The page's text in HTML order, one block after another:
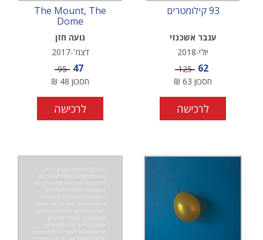
93 קילומטרים
ענבר אשכנזי
יולי-2018
מחיר מבצע
62 מחיר
125
חסכון 63
₪
לרכישה
The Mount, The
Dome
נועה חזן
דצמ'-2017
מחיר מבצע
47 מחיר
95
חסכון 48
₪
לרכישה